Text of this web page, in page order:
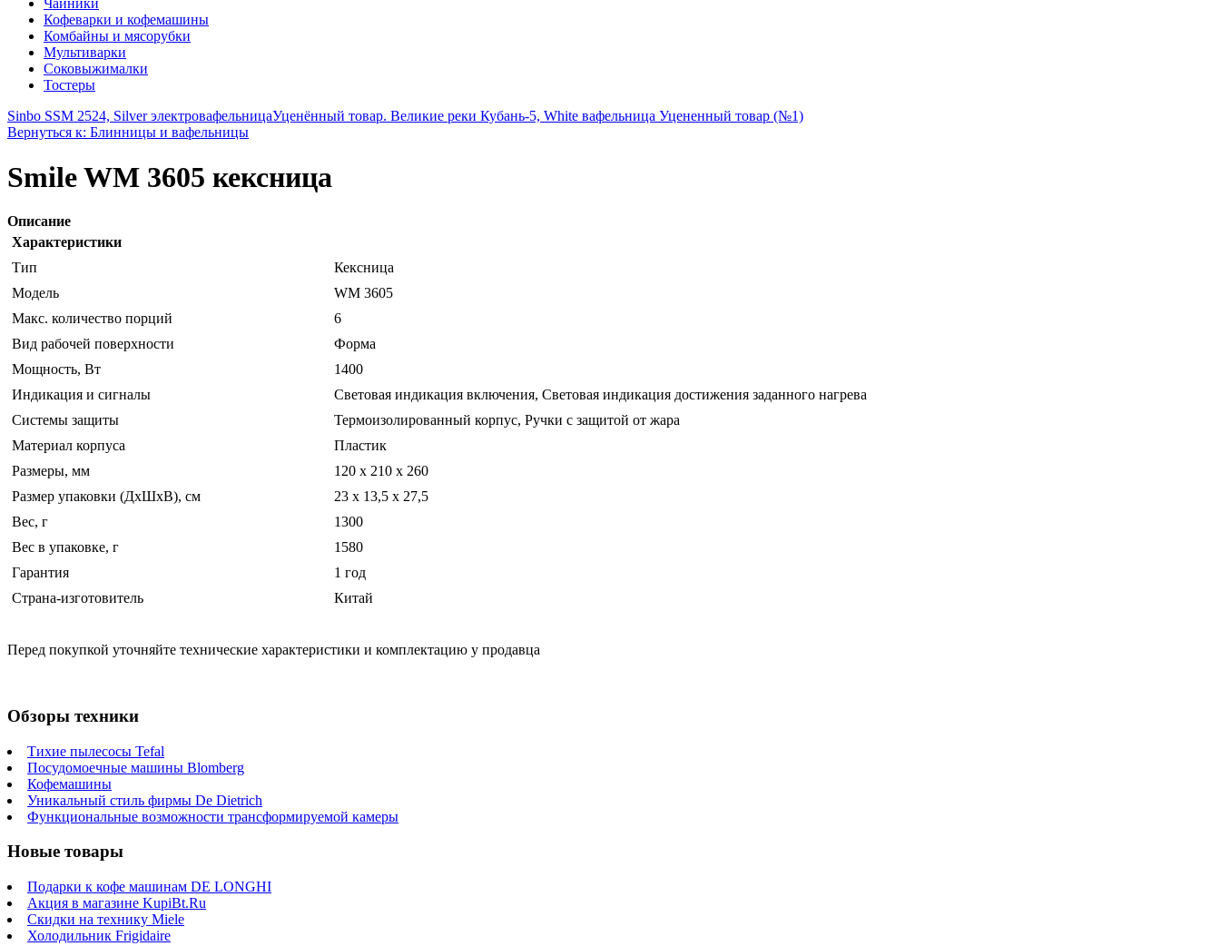
Чайники
Кофеварки и кофемашины
Комбайны и мясорубки
Мультиварки
Соковыжималки
Тостеры
Sinbo SSM 2524, Silver электровафельницаУценённый товар. Великие реки Кубань-5, White вафельница Уцененный товар (№1)
Вернуться к: Блинницы и вафельницы
Smile WM 3605 кексница
Описание
Характеристики
Тип
Кексница
Модель
WM 3605
Макс. количество порций
6
Вид рабочей поверхности
Форма
Мощность, Вт
1400
Индикация и сигналы
Световая индикация включения, Световая индикация достижения заданного нагрева
Системы защиты
Термоизолированный корпус, Ручки с защитой от жара
Материал корпуса
Пластик
Размеры, мм
120 х 210 х 260
Размер упаковки (ДхШхВ), см
23 х 13,5 х 27,5
Вес, г
1300
Вес в упаковке, г
1580
Гарантия
1 год
Страна-изготовитель
Китай
Перед покупкой уточняйте технические характеристики и комплектацию у продавца
Обзоры техники
Тихие пылесосы Tefal
Посудомоечные машины Blomberg
Кофемашины
Уникальный стиль фирмы De Dietrich
Функциональные возможности трансформируемой камеры
Новые товары
Подарки к кофе машинам DE LONGHI
Акция в магазине KupiBt.Ru
Скидки на технику Miele
Холодильник Frigidaire